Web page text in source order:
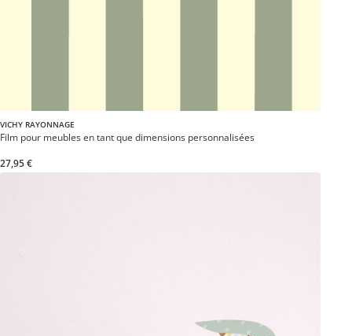
VICHY RAYONNAGE
Film pour meubles en tant que dimensions personnalisées
27,95 €